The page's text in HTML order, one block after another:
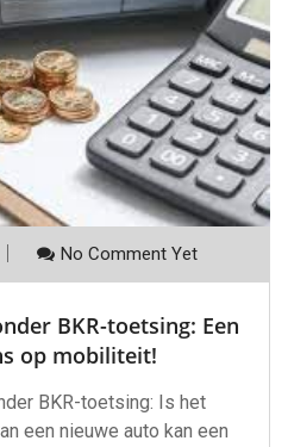
No Comment Yet
BKR-toetsing: Een
op mobiliteit!
BKR-toetsing: Is het
een nieuwe auto kan een